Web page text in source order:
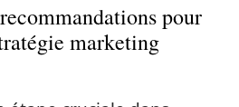
pour
marketing